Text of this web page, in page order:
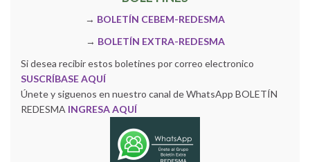
→ BOLETÍN CEBEM-REDESMA
→ BOLETÍN EXTRA-REDESMA
Si desea recibir estos boletines por correo electronico
SUSCRÍBASE AQUÍ
Únete y siguenos en nuestro canal de WhatsApp BOLETÍN
REDESMA INGRESA AQUÍ